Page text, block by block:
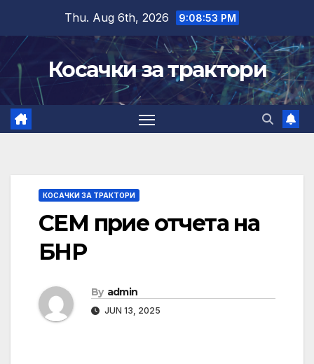
content
Thu. Aug 6th, 2026 9:08:54 PM
Косачки за трактори
КОСАЧКИ ЗА ТРАКТОРИ
СЕМ прие отчета на
БНР
By admin
JUN 13, 2025